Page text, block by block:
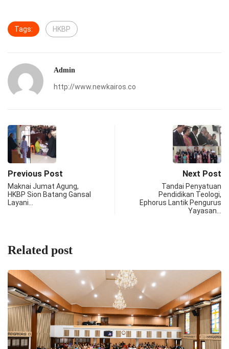
Tags: HKBP
Admin
http://www.newkairos.co
Previous Post
Maknai Jumat Agung,
HKBP Sion Batang Gansal
Layani…
Next Post
Tandai Penyatuan
Pendidikan Teologi,
Ephorus Lantik Pengurus
Yayasan…
Related post